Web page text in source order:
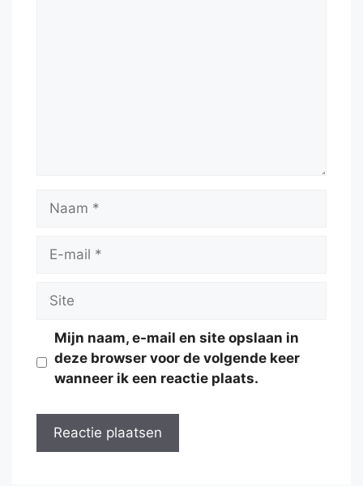
Naam
Site
Mijn naam, e-mail en site opslaan in
deze browser voor de volgende keer
wanneer ik een reactie plaats.